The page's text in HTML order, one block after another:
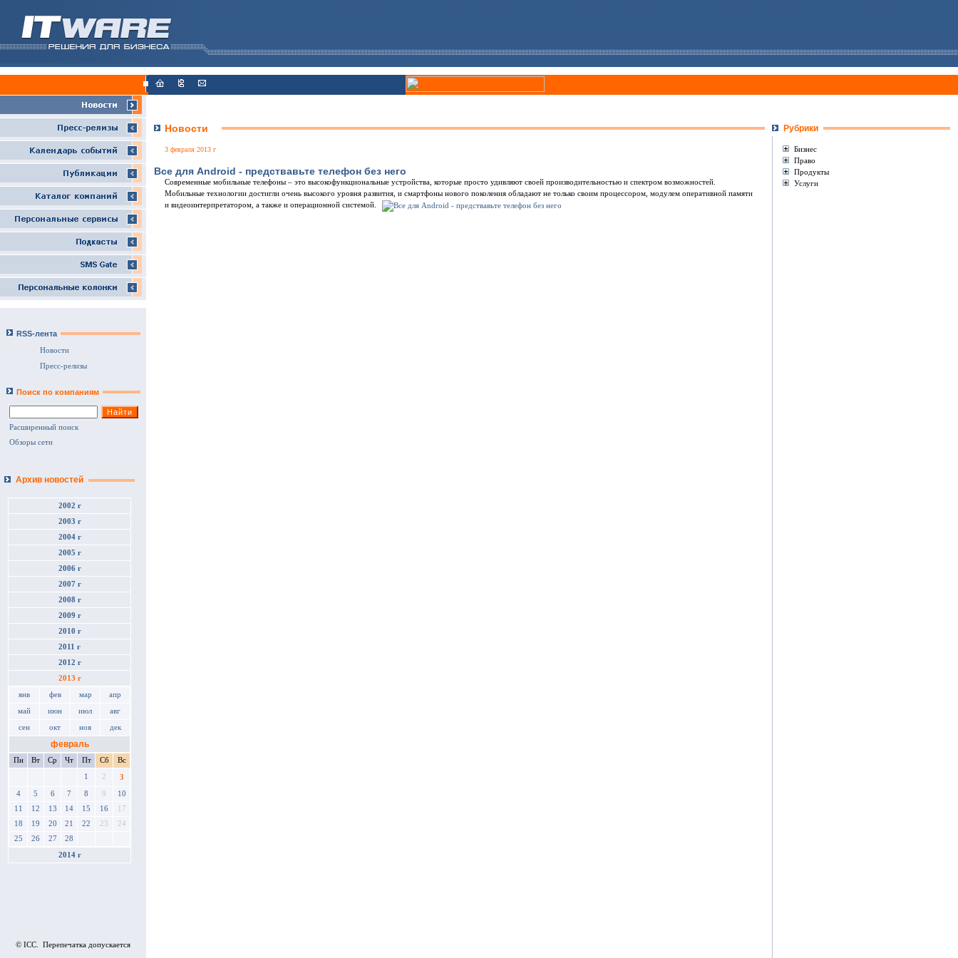
RSS-лента
Новости
Пресс-релизы
Поиск по компаниям
Расширенный поиск
Обзоры сети
Архив новостей
2002 г
2003 г
2004 г
2005 г
2006 г
2007 г
2008 г
2009 г
2010 г
2011 г
2012 г
2013 г
янв фев мар апр
май июн июл авг
сен окт ноя дек
февраль
Пн Вт Ср Чт Пт Сб Вс
1 2 3
4 5 6 7 8 9
10
11
12 13 14 15 16
17
18
19 20 21 22 23
24
25
26 27 28
2014 г
© ICC. Перепечатка допускается
Новости Рубрики
Бизнес
Право
Продукты
Услуги
3 февраля 2013 г
Все для Android - предствавьте телефон без него
Современные мобильные телефоны – это высокофункциональные устройства, которые просто удивляют своей производительностью и спектром возможностей.
Мобильные технологии достигли очень высокого уровня развития, и смартфоны нового поколения обладают не только своим процессором, модулем оперативной памяти
и видеоинтерпретатором, а также и операционной системой.